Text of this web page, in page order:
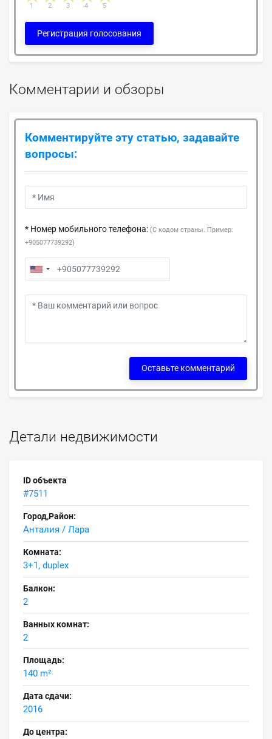
Детали недвижимости
ID объекта
#7511
Город,Район:
Анталия / Лара
Комната:
3+1, duplex
Балкон:
2
Ванных комнат:
2
Площадь:
140 m²
Дата сдачи:
2016
До центра:
5
4
3
2
1
Регистрация голосования
Комментарии и обзоры
Комментируйте эту статью, задавайте
вопросы:
* Номер мобильного телефона: (С кодом страны. Пример:
+905077739292)
Оставьте комментарий